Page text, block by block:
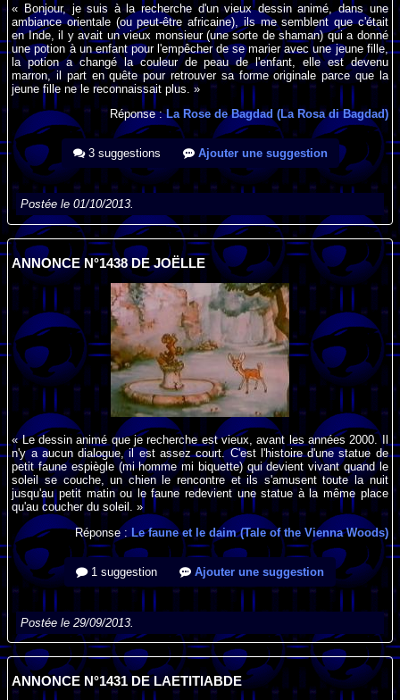
« Bonjour, je suis à la recherche d'un vieux dessin animé, dans une
ambiance orientale (ou peut-être africaine), ils me semblent que c'était
en Inde, il y avait un vieux monsieur (une sorte de shaman) qui a donné
une potion à un enfant pour l'empêcher de se marier avec une jeune fille,
la potion a changé la couleur de peau de l'enfant, elle est devenu
marron, il part en quête pour retrouver sa forme originale parce que la
jeune fille ne le reconnaissait plus. »
Réponse :La Rose de Bagdad (La Rosa di Bagdad)
3 suggestions Ajouter une suggestion
Postée le 01/10/2013.
ANNONCE N°1438 DE JOËLLE
« Le dessin animé que je recherche est vieux, avant les années 2000. Il
n'y a aucun dialogue, il est assez court. C'est l'histoire d'une statue de
petit faune espiègle (mi homme mi biquette) qui devient vivant quand le
soleil se couche, un chien le rencontre et ils s'amusent toute la nuit
jusqu'au petit matin ou le faune redevient une statue à la même place
qu'au coucher du soleil. »
Réponse : Le faune et le daim (Tale of the Vienna Woods)
1 suggestion Ajouter une suggestion
Postée le 29/09/2013.
ANNONCE N°1431 DE LAETITIABDE